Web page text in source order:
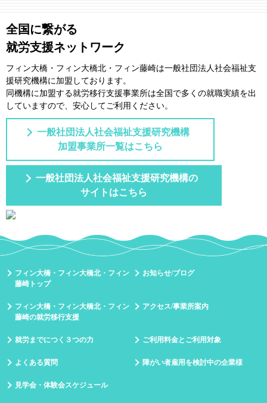
全国に繋がる
就労支援ネットワーク
フィン大橋・フィン大橋北・フィン藤崎は一般社団法⼈社会福祉⽀
援研究機構に加盟しております。
同機構に加盟する就労移⾏⽀援事業所は全国で多くの就職実績を出
していますので、安⼼してご利⽤ください。
一般社団法人社会福祉支援研究機構
加盟事業所一覧はこちら
一般社団法人社会福祉支援研究機構の
サイトはこちら
フィン大橋・フィン大橋北・フィン
藤崎トップ
お知らせ/ブログ
フィン大橋・フィン大橋北・フィン
藤崎の就労移行支援
アクセス/事業所案内
就労までにつく３つの力 ご利用料金とご利用対象
よくある質問 障がい者雇用を検討中の企業様
見学会・体験会スケジュール